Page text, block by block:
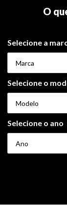
O
Selecione a
Selecione o
Selecione o ano